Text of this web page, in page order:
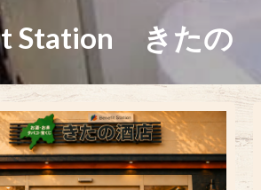
Station きたの